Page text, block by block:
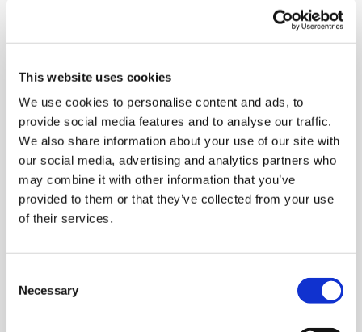
This website uses cookies
We use cookies to personalise content and ads, to
provide social media features and to analyse our traffic.
We also share information about your use of our site with
our social media, advertising and analytics partners who
may combine it with other information that you’ve
provided to them or that they’ve collected from your use
of their services.
Selection
Necessary
zu einer aktuellen Frage erläutern und die Vor- und
Nachteile verschiedener Möglichkeiten angeben.
Warum sollten Sie sich für
telc Sprachprüfungen
entscheiden?
Universitäten, Arbeitgebern und Behörden als Nachweis
des Gemeinsamen europäischen Referenzrahmens
(GER) anerkannt. Als Vollmitglied der ALTE (Association